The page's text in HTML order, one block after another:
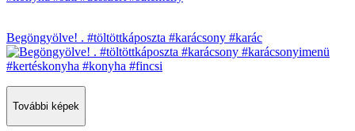
Begöngyölve! . #töltöttkáposzta #karácsony #karác
További képek